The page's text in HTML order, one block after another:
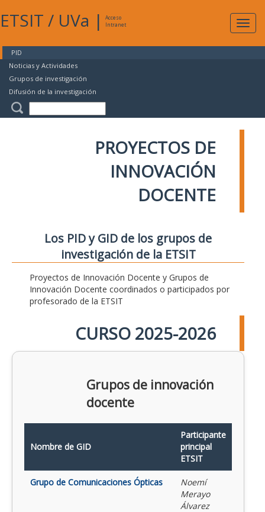
ETSIT / UVa |
Acceso
Intranet
PID
Noticias y Actividades
Grupos de investigación
Difusión de la investigación
PROYECTOS DE
INNOVACIÓN
DOCENTE
Los PID y GID de los grupos de
investigación de la ETSIT
Proyectos de Innovación Docente y Grupos de
Innovación Docente coordinados o participados por
profesorado de la ETSIT
CURSO 2025-2026
Grupos de innovación
docente
Nombre de GID
Participante
principal
ETSIT
Grupo de Comunicaciones Ópticas
Noemí
Merayo
Álvarez